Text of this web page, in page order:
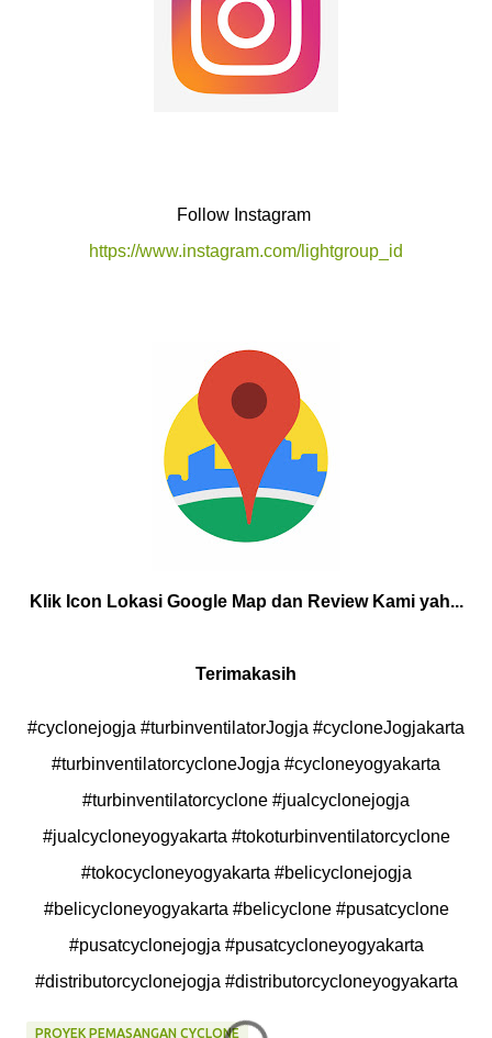
Follow Instagram
https://www.instagram.com/lightgroup_id
Klik Icon Lokasi Google Map dan Review Kami yah...
Terimakasih
#cyclonejogja #turbinventilatorJogja #cycloneJogjakarta
#turbinventilatorcycloneJogja #cycloneyogyakarta
#turbinventilatorcyclone #jualcyclonejogja
#jualcycloneyogyakarta #tokoturbinventilatorcyclone
#tokocycloneyogyakarta #belicyclonejogja
#belicycloneyogyakarta #belicyclone #pusatcyclone
#pusatcyclonejogja #pusatcycloneyogyakarta
#distributorcyclonejogja #distributorcycloneyogyakarta
PROYEK PEMASANGAN CYCLONE